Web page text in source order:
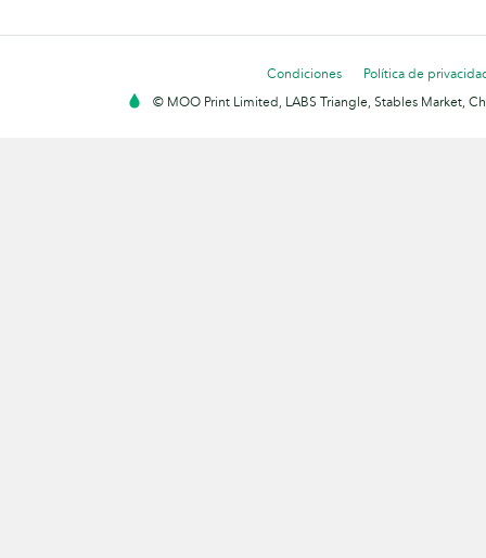
Condiciones
Política de
© MOO Print Limited, LABS Triangle, Stables Market,